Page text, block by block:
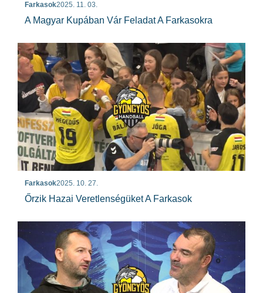
Farkasok2025. 11. 03.
A Magyar Kupában Vár Feladat A Farkasokra
Farkasok2025. 10. 27.
Őrzik Hazai Veretlenségüket A Farkasok